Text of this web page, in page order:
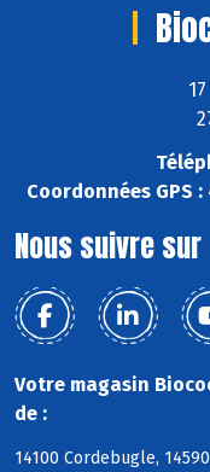
Coordonnées GPS :
Nous suivre sur
Votre magasin
de :
14100 Cordebugle,